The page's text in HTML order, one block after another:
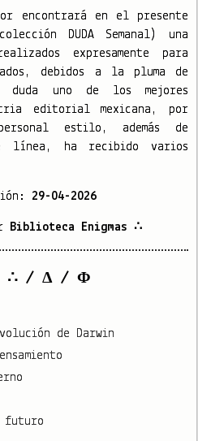
encontrará en el presente
DUDA Semanal) una
expresamente para
debidos a la pluma de
duda uno de los mejores
editorial mexicana, por
estilo, además de
línea, ha recibido varios
29-04-2026
Biblioteca Enigmas ∴
∴ / Δ / Φ
de Darwin
futuro